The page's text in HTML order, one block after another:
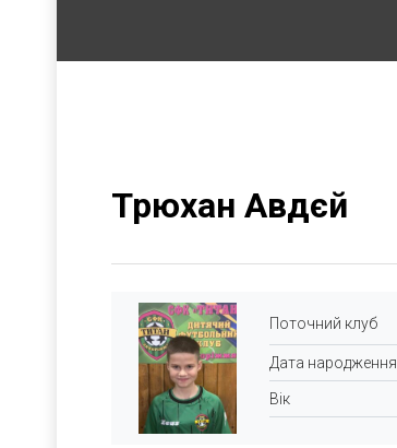
Трюхан Авдєй
Поточний клуб
Дата народження
Вік